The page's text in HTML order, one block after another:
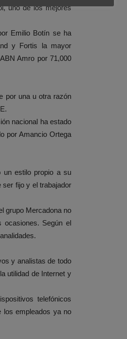
uno de los mejores
Emilio Botín se ha
y Fortis la mayor
Amro por 71,000
por una u otra razón
nacional ha estado
por Amancio Ortega
un estilo propio a su
ser fijo y el trabajador
grupo Mercadona no
ocasiones. Según el
y analistas de todo
utilidad de Internet y
telefónicos
los empleados ya no